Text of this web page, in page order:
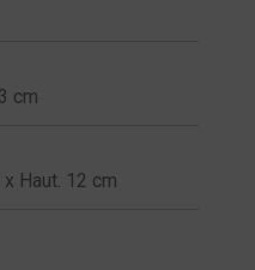
cm
Haut. 12 cm